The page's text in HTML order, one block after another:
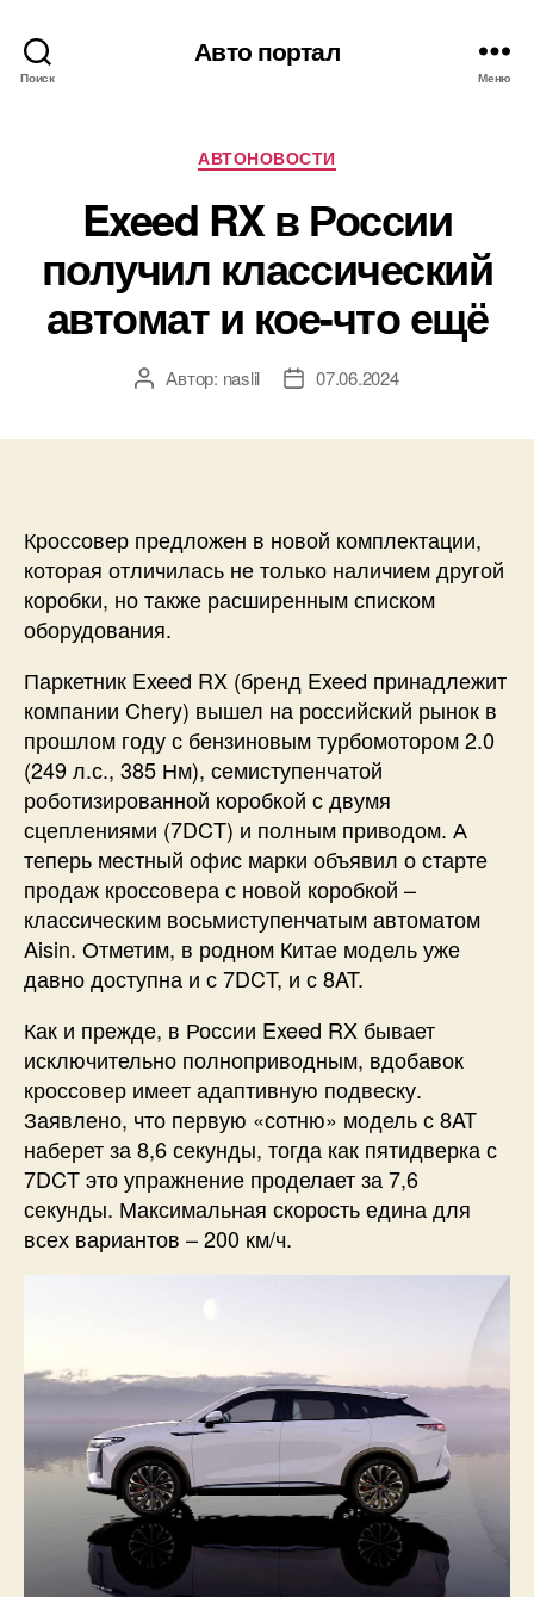
Поиск
Авто портал
Меню
Рубрики
АВТОНОВОСТИ
Exeed RX в России
получил классический
автомат и кое-что ещё
АвторАвтор: naslil
Дата07.06.2024
Кроссовер предложен в новой комплектации,
которая отличилась не только наличием другой
коробки, но также расширенным списком
оборудования.
Паркетник Exeed RX (бренд Exeed принадлежит
компании Chery) вышел на российский рынок в
прошлом году с бензиновым турбомотором 2.0
(249 л.с., 385 Нм), семиступенчатой
роботизированной коробкой с двумя
сцеплениями (7DCT) и полным приводом. А
теперь местный офис марки объявил о старте
продаж кроссовера с новой коробкой –
классическим восьмиступенчатым автоматом
Aisin. Отметим, в родном Китае модель уже
давно доступна и с 7DCT, и с 8AT.
Как и прежде, в России Exeed RX бывает
исключительно полноприводным, вдобавок
кроссовер имеет адаптивную подвеску.
Заявлено, что первую «сотню» модель с 8AT
наберет за 8,6 секунды, тогда как пятидверка с
7DCT это упражнение проделает за 7,6
секунды. Максимальная скорость едина для
всех вариантов – 200 км/ч.